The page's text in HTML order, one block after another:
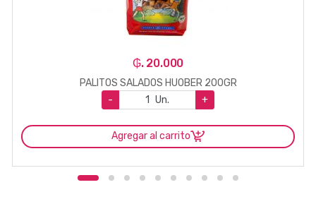
₲. 20.000
PALITOS SALADOS HUOBER 200GR
-
Un. +
Agregar al carrito